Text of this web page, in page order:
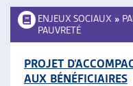
ENJEUX SOCIAUX »
PAUVRETÉ
PROJET
AUX BÉNÉFICIAIRES